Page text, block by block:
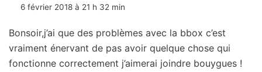
6 février 2018 à 21 h 32 min
Bonsoir,j’ai que des problèmes avec la bbox c’est
vraiment énervant de pas avoir quelque chose qui
fonctionne correctement j’aimerai joindre bouygues !